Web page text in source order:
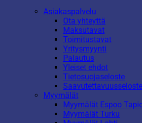
Asiakaspalvelu
Ota yhteyttä
Maksutavat
Toimitustavat
Yritysmyynti
Palautus
Yleiset ehdot
Tietosuojaseloste
Saavutettavuusseloste
Myymälät
Myymälät Espoo
Myymälät Turku